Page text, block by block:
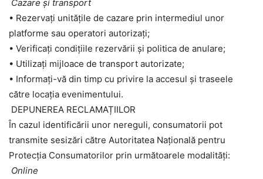
Cazare și transport
• Rezervați unitățile de cazare prin intermediul unor
platforme sau operatori autorizați;
• Verificați condițiile rezervării și politica de anulare;
• Utilizați mijloace de transport autorizate;
• Informați-vă din timp cu privire la accesul și traseele
către locația evenimentului.
DEPUNEREA RECLAMAȚIILOR
În cazul identificării unor nereguli, consumatorii pot
transmite sesizări către Autoritatea Națională pentru
Protecția Consumatorilor prin următoarele modalități:
Online